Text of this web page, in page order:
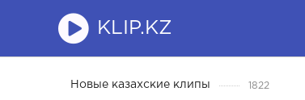
KLIP.KZ
Новые казахские клипы 1822